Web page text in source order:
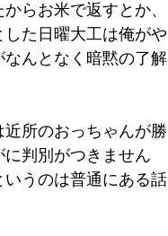
らお米で返すとか、
た日曜大工は俺がや
んとなく暗黙の了解
所のおっちゃんが勝
判別がつきません
うのは普通にある話